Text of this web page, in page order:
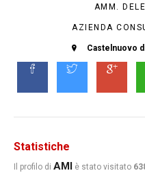
AMM.
AZIENDA
Castelnuovo
Statistiche
Il profilo di AMI è stato visitato